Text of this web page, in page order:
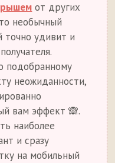
от других
необычный
точно удивит и
подобранному
неожиданности,
вам эффект 🙈.
наиболее
и сразу
на мобильный